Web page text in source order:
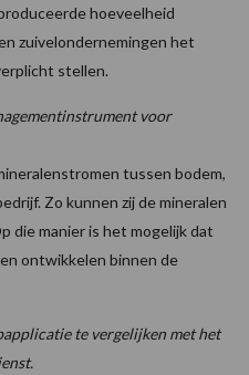
hoeveelheid
zuivelondernemingen het
stellen.
voor
tussen bodem,
Zo kunnen zij de mineralen
die manier is het mogelijk dat
ontwikkelen binnen de
te vergelijken met het